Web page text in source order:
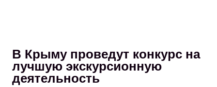
В Крыму проведут конкурс на
лучшую экскурсионную
деятельность